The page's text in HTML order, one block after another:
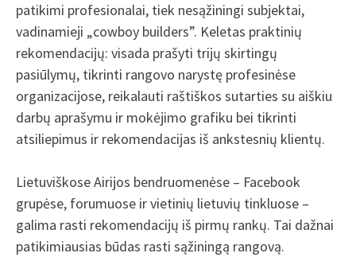
patikimi profesionalai, tiek nesąžiningi subjektai,
vadinamieji „cowboy builders”. Keletas praktinių
rekomendacijų: visada prašyti trijų skirtingų
pasiūlymų, tikrinti rangovo narystę profesinėse
organizacijose, reikalauti raštiškos sutarties su aiškiu
darbų aprašymu ir mokėjimo grafiku bei tikrinti
atsiliepimus ir rekomendacijas iš ankstesnių klientų.
Lietuviškose Airijos bendruomenėse – Facebook
grupėse, forumuose ir vietinių lietuvių tinkluose –
galima rasti rekomendacijų iš pirmų rankų. Tai dažnai
patikimiausias būdas rasti sąžiningą rangovą.